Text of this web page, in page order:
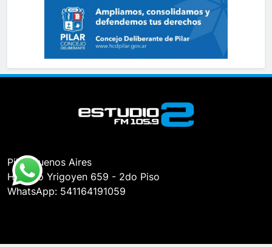
Pilar, Buenos Aires
Hipólito Yrigoyen 659 - 2do Piso
WhatsApp: 541164191059